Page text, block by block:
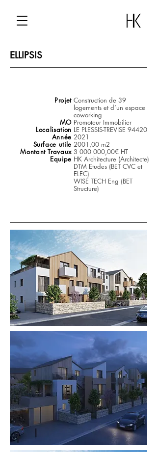
ELLIPSIS
Projet
MO
Localisation
Année
Surface utile
Montant Travaux
Equipe
Construction de 39
logements et d’un espace
coworking
Promoteur Immobilier
LE PLESSIS-TREVISE 94420
2021
2001,00 m2
3 000 000,00€ HT
HK Architecture (Architecte)
DTM Etudes (BET CVC et
ELEC)
WISE TECH Eng (BET
Structure)